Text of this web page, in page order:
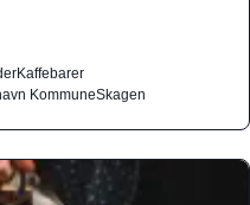
Kaffebarer
KommuneSkagen